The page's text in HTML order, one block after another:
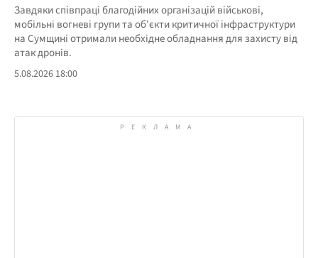
Завдяки співпраці благодійних організацій військові,
мобільні вогневі групи та об'єкти критичної інфраструктури
на Сумщині отримали необхідне обладнання для захисту від
атак дронів.
5.08.2026 18:00